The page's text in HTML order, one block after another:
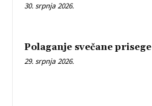
30. srpnja 2026.
Polaganje svečane prisege
29. srpnja 2026.